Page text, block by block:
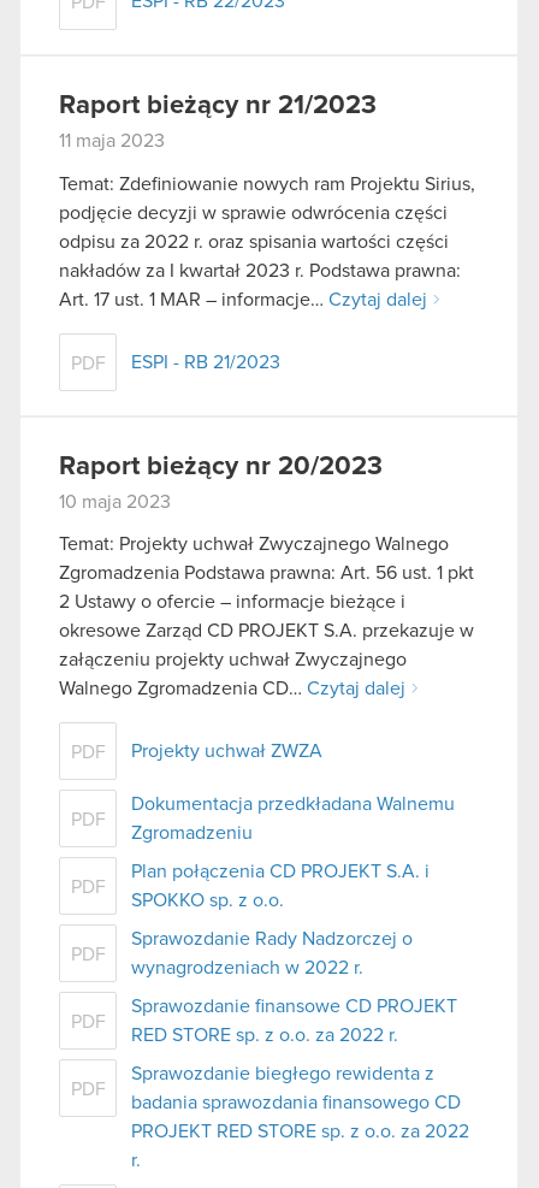
Raport bieżący nr 21/2023
11 maja 2023
Temat: Zdefiniowanie nowych ram Projektu Sirius,
podjęcie decyzji w sprawie odwrócenia części
odpisu za 2022 r. oraz spisania wartości części
nakładów za I kwartał 2023 r. Podstawa prawna:
Art. 17 ust. 1 MAR – informacje… Czytaj dalej
PDF ESPI - RB 21/2023
Raport bieżący nr 20/2023
10 maja 2023
Temat: Projekty uchwał Zwyczajnego Walnego
Zgromadzenia Podstawa prawna: Art. 56 ust. 1 pkt
2 Ustawy o ofercie – informacje bieżące i
okresowe Zarząd CD PROJEKT S.A. przekazuje w
załączeniu projekty uchwał Zwyczajnego
Walnego Zgromadzenia CD… Czytaj dalej
PDF Projekty uchwał ZWZA
PDF
Dokumentacja przedkładana Walnemu
Zgromadzeniu
PDF
Plan połączenia CD PROJEKT S.A. i
SPOKKO sp. z o.o.
PDF
Sprawozdanie Rady Nadzorczej o
wynagrodzeniach w 2022 r.
PDF
Sprawozdanie finansowe CD PROJEKT
RED STORE sp. z o.o. za 2022 r.
PDF
Sprawozdanie biegłego rewidenta z
badania sprawozdania finansowego CD
PROJEKT RED STORE sp. z o.o. za 2022
r.